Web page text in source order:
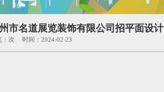
市名道展览装饰有限公司招平面设计
次 时间：2024-02-23